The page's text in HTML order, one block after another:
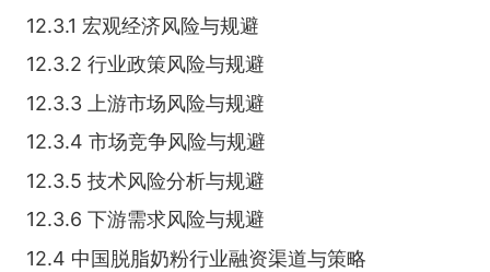
12.3.1 宏观经济风险与规避
12.3.2 行业政策风险与规避
12.3.3 上游市场风险与规避
12.3.4 市场竞争风险与规避
12.3.5 技术风险分析与规避
12.3.6 下游需求风险与规避
12.4 中国脱脂奶粉行业融资渠道与策略